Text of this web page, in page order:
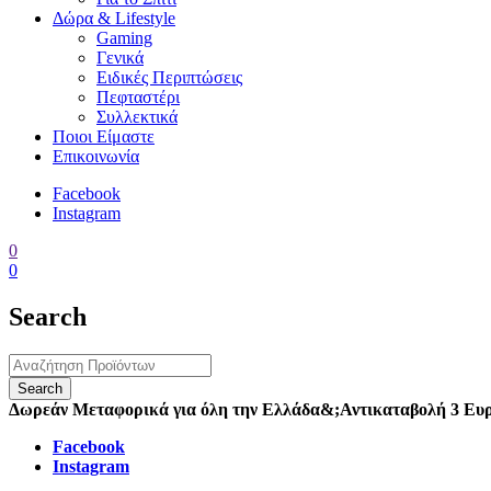
Δώρα & Lifestyle
Gaming
Γενικά
Ειδικές Περιπτώσεις
Πεφταστέρι
Συλλεκτικά
Ποιοι Είμαστε
Επικοινωνία
Facebook
Instagram
0
0
Search
Δωρεάν Μεταφορικά για όλη την Ελλάδα&;Αντικαταβολή 3
Facebook
Instagram